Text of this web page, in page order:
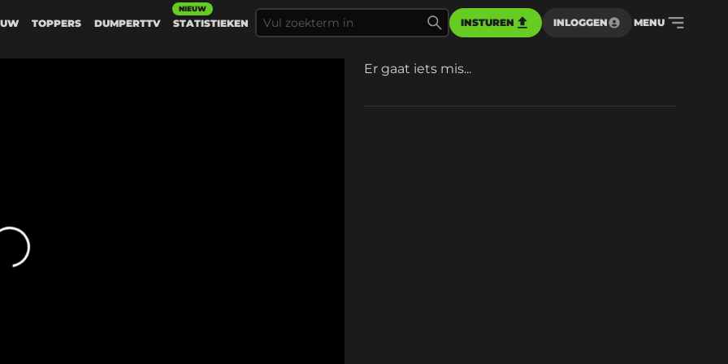
TOPPERS DUMPERTTV STATISTIEKEN
NIEUW
INSTUREN INLOGGEN MENU
Er gaat iets mis...